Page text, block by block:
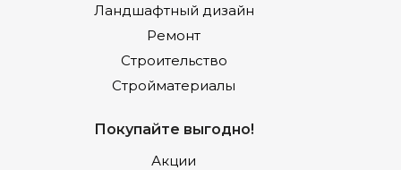
Ландшафтный дизайн
Ремонт
Строительство
Стройматериалы
Покупайте выгодно!
Акции